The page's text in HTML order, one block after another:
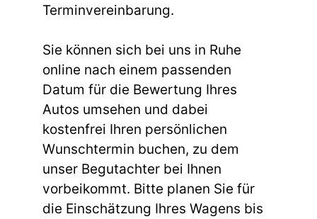
Terminvereinbarung.
Sie können sich bei uns in Ruhe
online nach einem passenden
Datum für die Bewertung Ihres
Autos umsehen und dabei
kostenfrei Ihren persönlichen
Wunschtermin buchen, zu dem
unser Begutachter bei Ihnen
vorbeikommt. Bitte planen Sie für
die Einschätzung Ihres Wagens bis